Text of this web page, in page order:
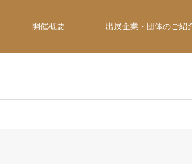
開催概要 出展企業・団体のご紹